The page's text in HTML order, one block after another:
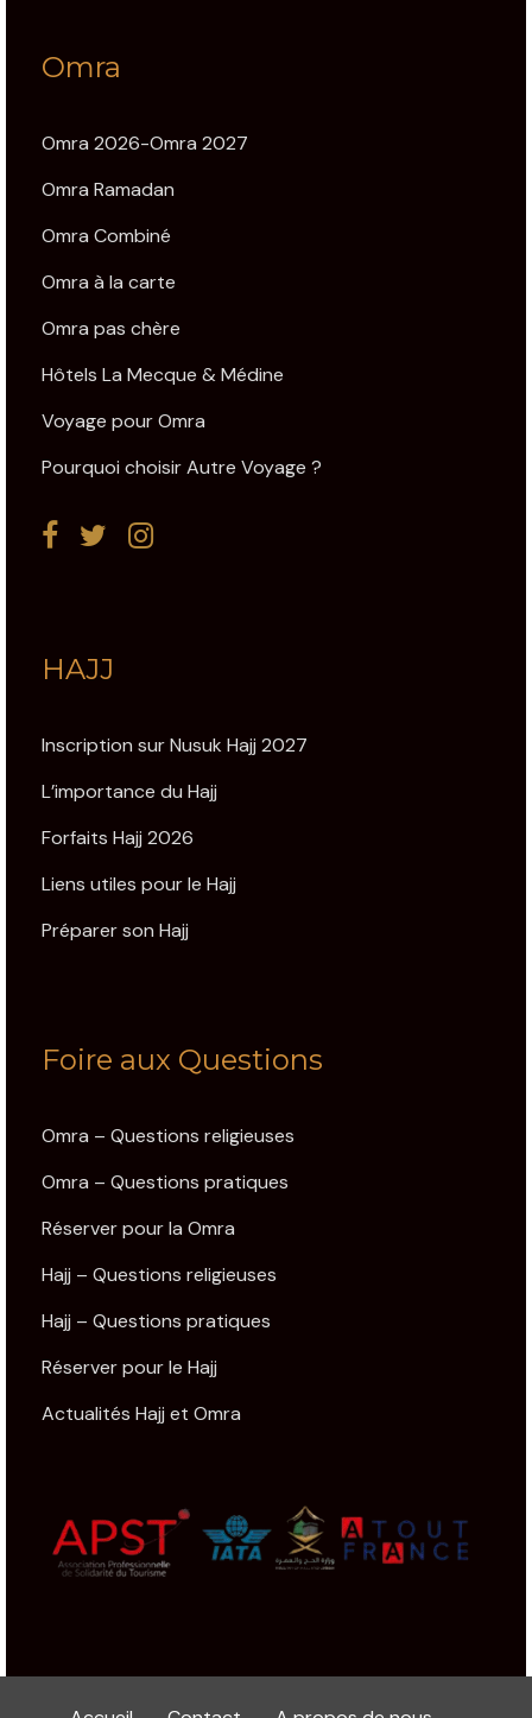
Omra
Omra 2026-Omra 2027
Omra Ramadan
Omra Combiné
Omra à la carte
Omra pas chère
Hôtels La Mecque & Médine
Voyage pour Omra
Pourquoi choisir Autre Voyage ?
HAJJ
Inscription sur Nusuk Hajj 2027
L’importance du Hajj
Forfaits Hajj 2026
Liens utiles pour le Hajj
Préparer son Hajj
Foire aux Questions
Omra – Questions religieuses
Omra – Questions pratiques
Réserver pour la Omra
Hajj – Questions religieuses
Hajj – Questions pratiques
Réserver pour le Hajj
Actualités Hajj et Omra